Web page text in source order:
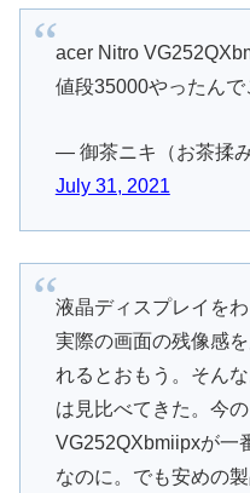
acer Nitro
値段35000やったん
— 御茶ニキ（お茶揉
July 31, 2021
液晶ディスプレイを
実際の画面の残像感
れるとおもう。そん
は見比べてきた。今
VG252QXbmiipxが一
なのに。でも安めの